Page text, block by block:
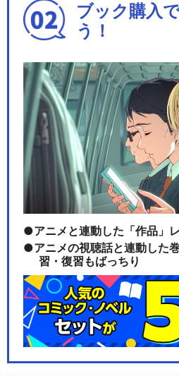
ブック購入
う！
アニメと連動した「作品」
アニメの視聴話と連動した
習・復習もばっちり